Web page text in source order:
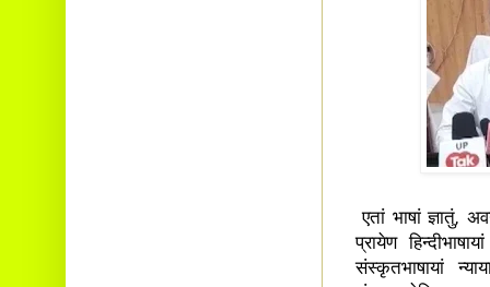
एतां भाषां ज्ञातुं,
प्रायेण
संस्कृतभाषायां